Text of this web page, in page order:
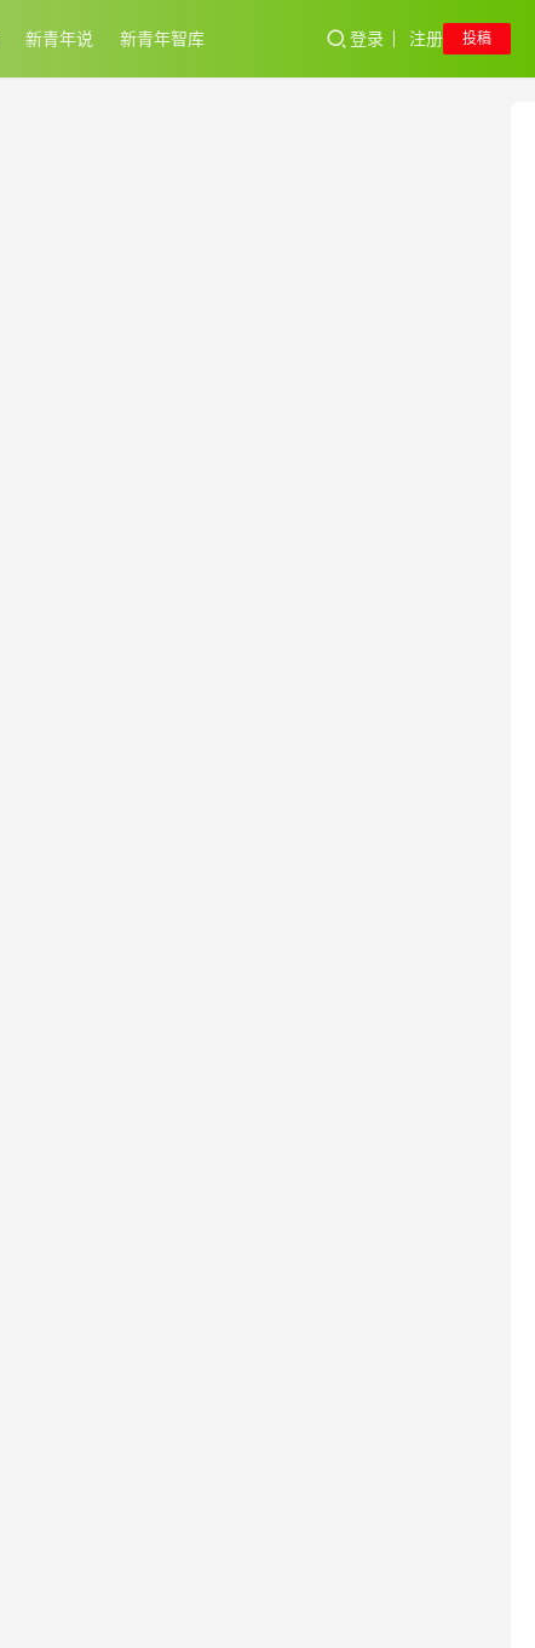
新青年说 新青年智库 登录 注册 投稿